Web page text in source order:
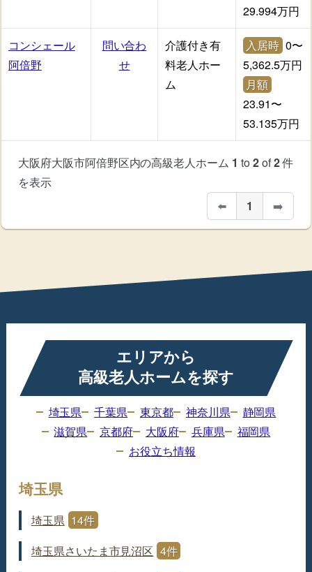
29.994万円
コンシェール
阿倍野
問い合わ
せ
介護付き有
料老人ホー
ム
入居時 0〜
5,362.5万円
月額
23.91〜
53.135万円
大阪府大阪市阿倍野区内の高級老人ホーム 1 to 2of2件
を表示
⬅️
1 ➡️
エリアから
高級老人ホームを探す
埼玉県 千葉県 東京都 神奈川県
静岡県
滋賀県
京都府 大阪府 兵庫県
福岡県
お役立ち情報
埼玉県
埼玉県 14件
埼玉県さいたま市見沼区 4件